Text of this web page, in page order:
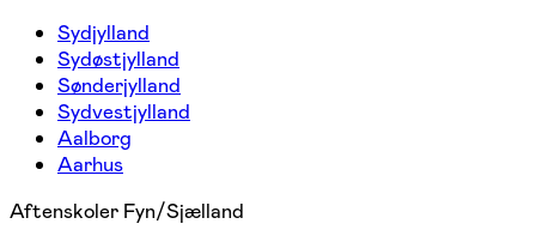
Sydjylland
Sydøstjylland
Sønderjylland
Sydvestjylland
Aalborg
Aarhus
Aftenskoler Fyn/Sjælland